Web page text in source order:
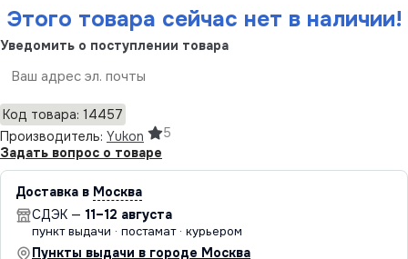
Этого товара сейчас нет в наличии!
Уведомить о поступлении товара
Код товара: 14457
Производитель: Yukon
5
Задать вопрос о товаре
Доставка в Москва
СДЭК — 11–12 августа
пункт выдачи · постамат · курьером
Пункты выдачи в городе Москва